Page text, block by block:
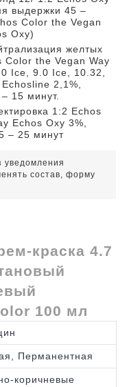
выдержки 45 –
Color the Vegan
Oxy)
желтых
Color the Vegan Way
Ice, 9.0 Ice, 10.32,
2,1%,
15 минут.
1:2 Echos
Echos Oxy 3%,
– 25 минут
уведомления
состав, форму
краска 4.7
100 мл
Перманентная
коричневые